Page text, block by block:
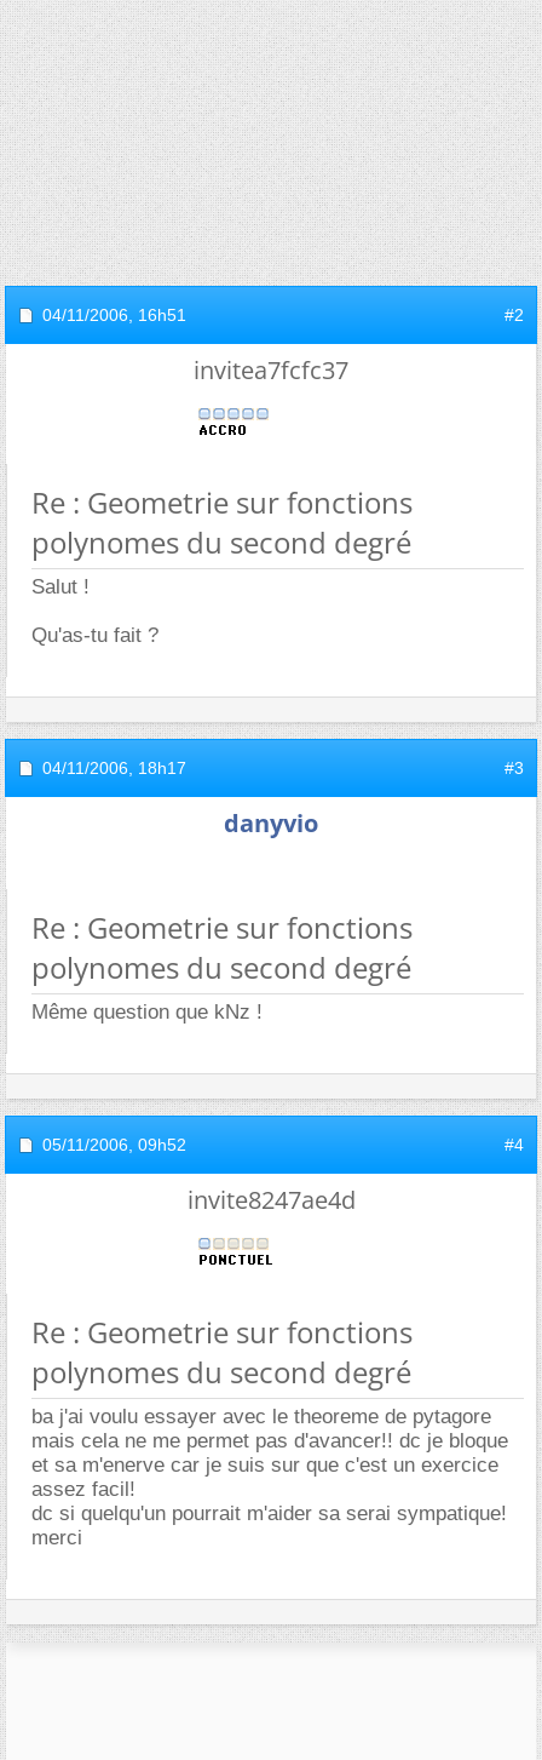
04/11/2006, 16h51 #2
invitea7fcfc37
Re : Geometrie sur fonctions
polynomes du second degré
Salut !
Qu'as-tu fait ?
04/11/2006, 18h17 #3
danyvio
Re : Geometrie sur fonctions
polynomes du second degré
Même question que kNz !
05/11/2006, 09h52 #4
invite8247ae4d
Re : Geometrie sur fonctions
polynomes du second degré
ba j'ai voulu essayer avec le theoreme de pytagore
mais cela ne me permet pas d'avancer!! dc je bloque
et sa m'enerve car je suis sur que c'est un exercice
assez facil!
dc si quelqu'un pourrait m'aider sa serai sympatique!
merci